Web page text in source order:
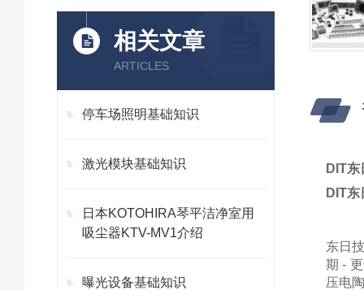
相关文章
ARTICLES
停车场照明基础知识
激光模块基础知识
日本KOTOHIRA琴平洁净室用
吸尘器KTV-MV1介绍
曝光设备基础知识
DIT
DIT
东日
期 -
压电